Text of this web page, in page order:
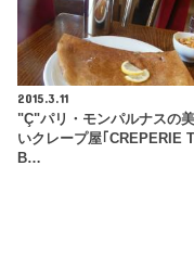
2015.3.11
"Ç"パリ・モンパルナスの
いクレープ屋｢CREPERIE
B…